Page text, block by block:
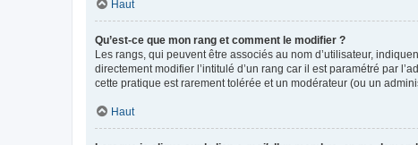
Haut
Qu’est-ce que mon rang et comment le modifier ?
Les rangs, qui peuvent être associés au nom d’utilisateur,
directement modifier l’intitulé d’un rang car il est paramétré par
cette pratique est rarement tolérée et un modérateur (ou un
Haut